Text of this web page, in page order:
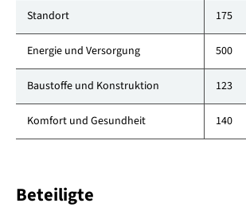
Standort 175
Energie und Versorgung 500
Baustoffe und Konstruktion 123
Komfort und Gesundheit 140
Beteiligte